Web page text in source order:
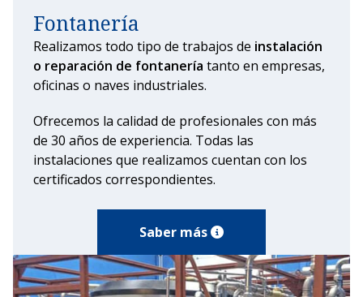
Fontanería
Realizamos todo tipo de trabajos de instalación
o reparación de fontanería tanto en empresas,
oficinas o naves industriales.
Ofrecemos la calidad de profesionales con más
de 30 años de experiencia. Todas las
instalaciones que realizamos cuentan con los
certificados correspondientes.
Saber más